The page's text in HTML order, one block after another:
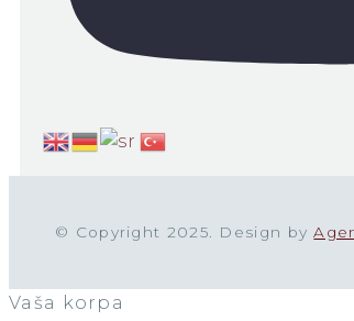
© Copyright 2025. Design by
Vaša korpa